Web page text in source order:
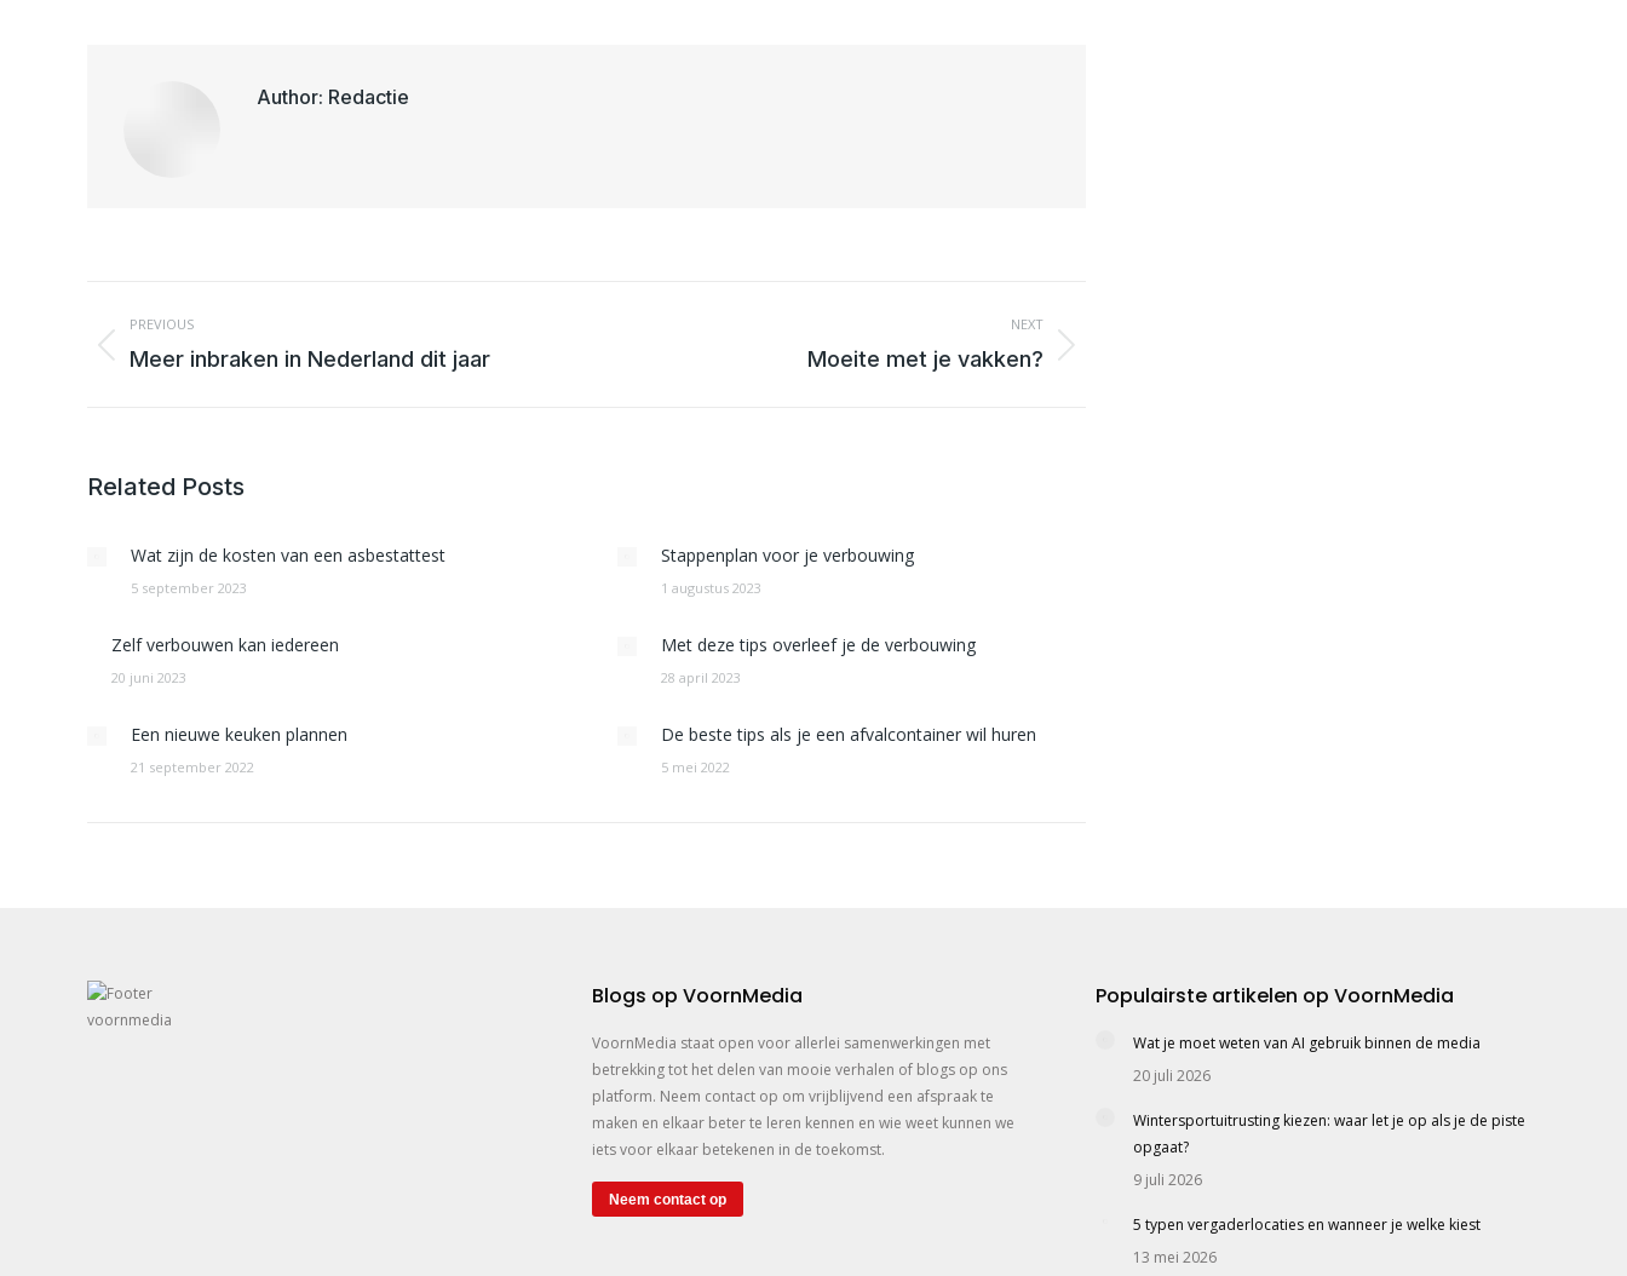
Author: Redactie
NAVIGATION
PREVIOUS
Previous
Meer inbraken in Nederland dit jaar
NEXT
Moeite met je vakken?
Related Posts
Wat zijn de kosten van een asbestattest
5 september 2023
Stappenplan voor je verbouwing
1 augustus 2023
Zelf verbouwen kan iedereen
20 juni 2023
Met deze tips overleef je de verbouwing
28 april 2023
Een nieuwe keuken plannen
21 september 2022
De beste tips als je een afvalcontainer wil huren
5 mei 2022
Blogs op VoornMedia
VoornMedia staat open voor allerlei samenwerkingen met
betrekking tot het delen van mooie verhalen of blogs op ons
platform. Neem contact op om vrijblijvend een afspraak te
maken en elkaar beter te leren kennen en wie weet kunnen we
iets voor elkaar betekenen in de toekomst.
Neem contact op
Populairste artikelen op VoornMedia
Wat je moet weten van AI gebruik binnen de media
20 juli 2026
Wintersportuitrusting kiezen: waar let je op als je de piste
opgaat?
9 juli 2026
5 typen vergaderlocaties en wanneer je welke kiest
13 mei 2026